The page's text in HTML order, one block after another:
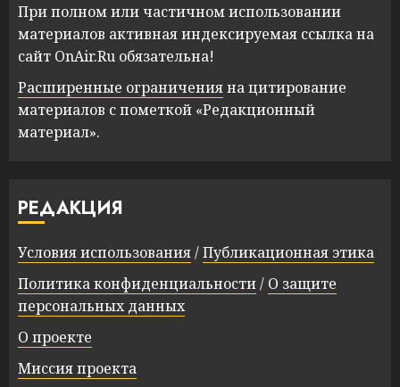
При полном или частичном использовании
материалов активная индексируемая ссылка на
сайт OnAir.Ru обязательна!
Расширенные ограниченияна цитирование
материалов с пометкой «Редакционный
материал».
РЕДАКЦИЯ
Условия использования/Публикационная этика
Политика конфиденциальности/ О защите
персональных данных
О проекте
Миссия проекта